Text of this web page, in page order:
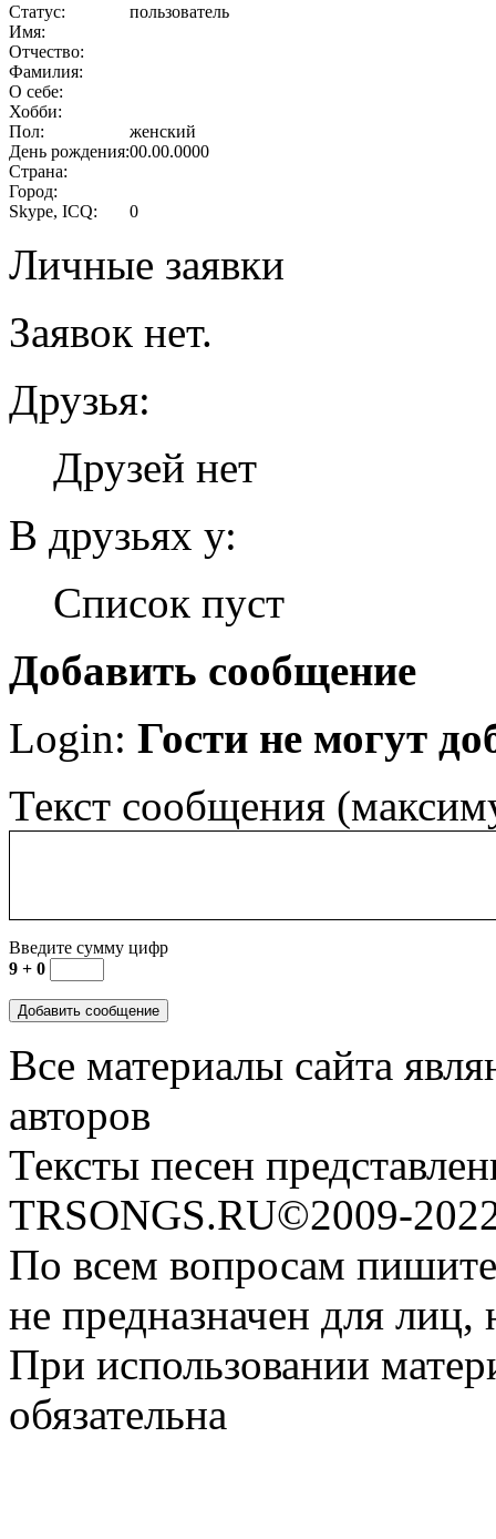
Статус:
пользователь
Имя:
Отчество:
Фамилия:
О себе:
Хобби:
Пол:
женский
День рождения:00.00.0000
Страна:
Город:
Skype, ICQ:
0
Личные заявки
Заявок нет.
Друзья:
Друзей нет
В друзьях у:
Список пуст
Добавить сообщение
Login: Гости не могут
Текст сообщения
Введите сумму цифр
9 + 0
Все материалы сайта
авторов
Тексты песен
TRSONGS.RU©2009-
По всем вопросам
не предназначен для
При использовании
обязательна